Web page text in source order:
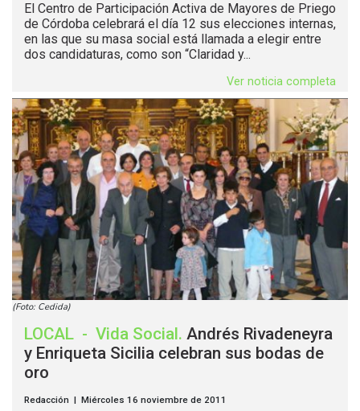
El Centro de Participación Activa de Mayores de Priego
de Córdoba celebrará el día 12 sus elecciones internas,
en las que su masa social está llamada a elegir entre
dos candidaturas, como son “Claridad y...
Ver noticia completa
(Foto: Cedida)
LOCAL - Vida Social . Andrés Rivadeneyra
y Enriqueta Sicilia celebran sus bodas de
oro
Redacción | Miércoles 16 noviembre de 2011